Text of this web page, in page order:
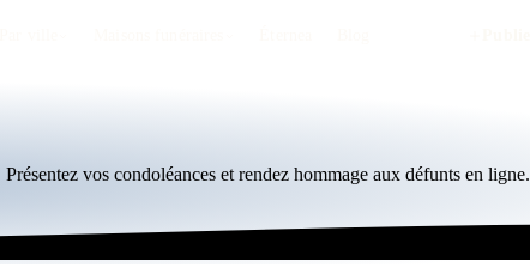
vos condoléances et rendez hommage aux défunts en ligne.